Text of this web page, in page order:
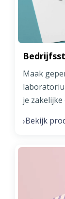
Maak
je
›Bekijk